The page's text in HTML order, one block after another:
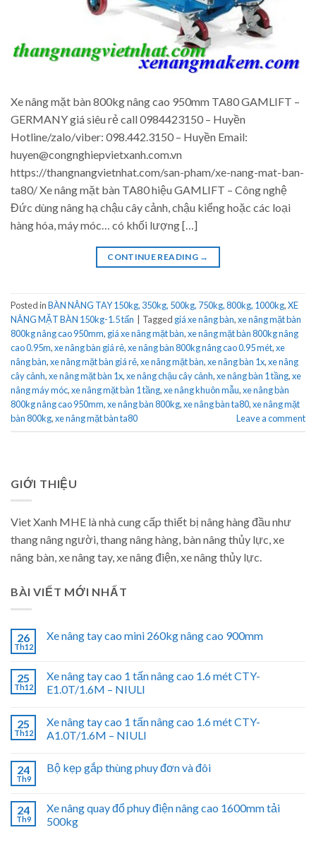
Xe nâng mặt bàn 800kg nâng cao 950mm TA80 GAMLIFT –
GERMANY giá siêu rẻ call 0984423150 – Huyền
Hotline/zalo/viber: 098.442.3150 – Huyền Email:
huyen@congnghiepvietxanh.com.vn
https://thangnangvietnhat.com/san-pham/xe-nang-mat-ban-
ta80/ Xe nâng mặt bàn TA80 hiệu GAMLIFT – Công nghệ
Đức dùng nâng hạ chậu cây cảnh, chậu kiểng hoặc các loại
hàng hóa, máy móc… có khối lượng […]
CONTINUE READING →
Posted inBÀN NÂNG TAY 150kg, 350kg, 500kg, 750kg, 800kg, 1000kg,XE
NÂNG MẶT BÀN 150kg-1.5 tấn
Tagged giá xe nâng bàn,xe nâng mặt bàn
800kg nâng cao 950mm, giá xe nâng mặt bàn,xe nâng mặt bàn 800kg nâng
cao 0.95m,xe nâng bàn giá rẻ,xe nâng bàn 800kg nâng cao 0.95 mét,xe
nâng bàn,xe nâng mặt bàn giá rẻ,xe nâng mặt bàn,xe nâng bàn 1x,xe nâng
cây cảnh,xe nâng mặt bàn 1x,xe nâng chậu cây cảnh,xe nâng bàn 1 tầng,xe
nâng máy móc,xe nâng mặt bàn 1 tầng,xe nâng khuôn mẫu,xe nâng bàn
800kg nâng cao 950mm,xe nâng bàn 800kg,xe nâng bàn ta80,xe nâng mặt
bàn 800kg,xe nâng mặt bàn ta80 Leave a comment
GIỚI THIỆU
Viet Xanh MHE là nhà cung cấp thiết bị nâng hàng đầu như
thang nâng người, thang nâng hàng, bàn nâng thủy lực, xe
nâng bàn, xe nâng tay, xe nâng điện, xe nâng thủy lực.
BÀI VIẾT MỚI NHẤT
26
Th12
Xe nâng tay cao mini 260kg nâng cao 900mm
25
Th12
Xe nâng tay cao 1 tấn nâng cao 1.6 mét CTY-
E1.0T/1.6M – NIULI
25
Th12
Xe nâng tay cao 1 tấn nâng cao 1.6 mét CTY-
A1.0T/1.6M – NIULI
24
Th9
Bộ kẹp gắp thùng phuy đơn và đôi
24
Th9
Xe nâng quay đổ phuy điện nâng cao 1600mm tải
500kg